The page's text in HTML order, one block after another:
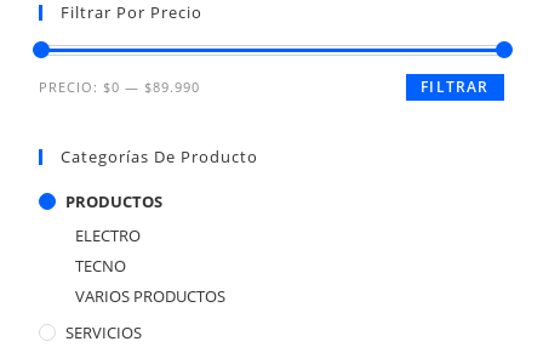
Filtrar Por Precio
FILTRAR
PRECIO:$0 —$89.990
Categorías De Producto
PRODUCTOS
ELECTRO
TECNO
VARIOS PRODUCTOS
SERVICIOS